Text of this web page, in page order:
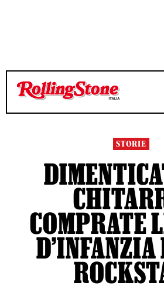
TEMPO DI LETTURA 9 MINUTI
TEMPO DI LETTURA 9 MINUTI
STORIE
COMPRATE
D’INFANZIA